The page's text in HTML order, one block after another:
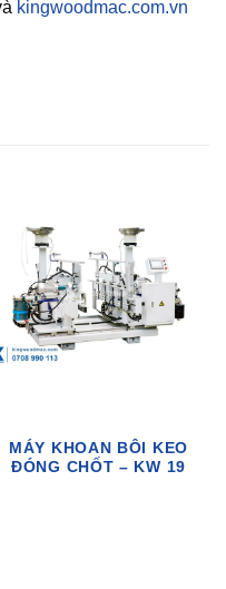
kingwoodmac.com.vn
MÁY KHOAN BÔI KEO
ĐÓNG CHỐT – KW 19